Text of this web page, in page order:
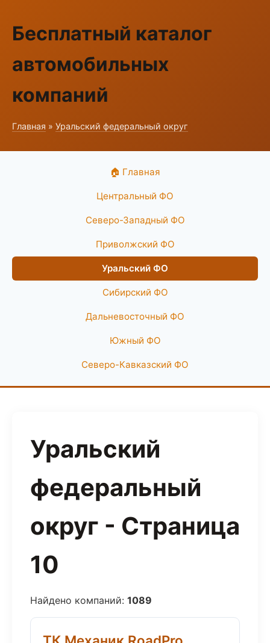
Бесплатный каталог
автомобильных
компаний
Главная » Уральский федеральный округ
🏠 Главная
Центральный ФО
Северо-Западный ФО
Приволжский ФО
Уральский ФО
Сибирский ФО
Дальневосточный ФО
Южный ФО
Северо-Кавказский ФО
Уральский
федеральный
округ - Страница
10
Найдено компаний: 1089